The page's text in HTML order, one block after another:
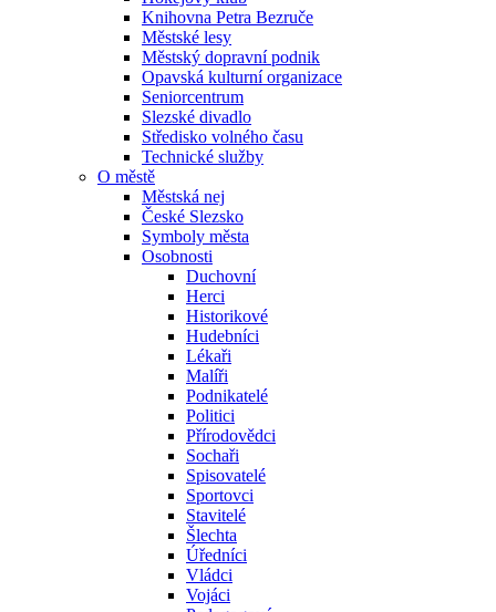
Knihovna Petra Bezruče
Městské lesy
Městský dopravní podnik
Opavská kulturní organizace
Seniorcentrum
Slezské divadlo
Středisko volného času
Technické služby
O městě
Městská nej
České Slezsko
Symboly města
Osobnosti
Duchovní
Herci
Historikové
Hudebníci
Lékaři
Malíři
Podnikatelé
Politici
Přírodovědci
Sochaři
Spisovatelé
Sportovci
Stavitelé
Šlechta
Úředníci
Vládci
Vojáci